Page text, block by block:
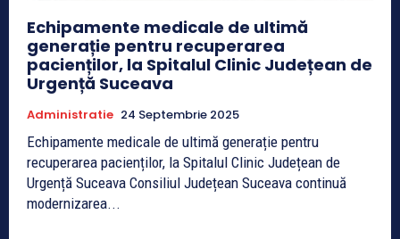
Echipamente medicale de ultimă
generație pentru recuperarea
pacienților, la Spitalul Clinic Județean de
Urgență Suceava
Administratie 24 Septembrie 2025
Echipamente medicale de ultimă generație pentru
recuperarea pacienților, la Spitalul Clinic Județean de
Urgență Suceava Consiliul Județean Suceava continuă
modernizarea...